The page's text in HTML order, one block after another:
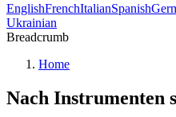
EnglishFrenchItalianSpanish
Ukrainian
Breadcrumb
Home
Nach Instrumenten